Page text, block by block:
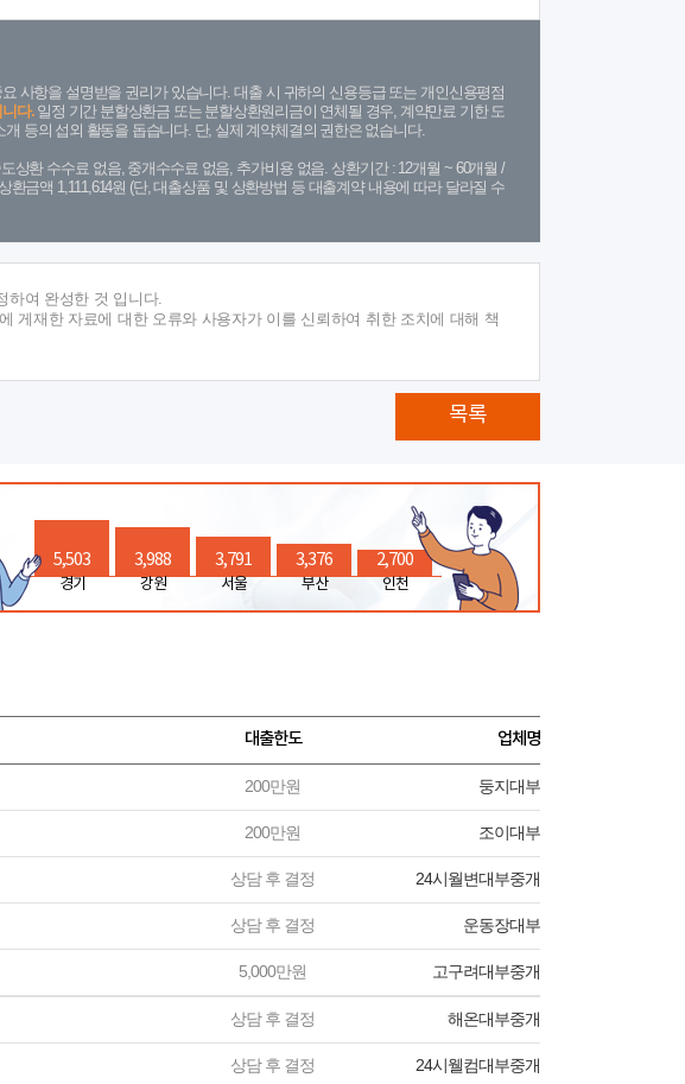
사항을 설명받을 권리가 있습니다. 대출 시 귀하의 신용등급 또는 개인신용평점
다.일정 기간 분할상환금 또는 분할상환원리금이 연체될 경우, 계약만료 기한 도
등의 섭외 활동을 돕습니다. 단, 실제 계약체결의 권한은 없습니다.
상환 수수료 없음, 중개수수료 없음, 추가비용 없음. 상환기간 : 12개월 ~ 60개월 /
금액 1,111,614원 (단, 대출상품 및 상환방법 등 대출계약 내용에 따라 달라질 수
하여 완성한 것 입니다.
에 게재한 자료에 대한 오류와 사용자가 이를 신뢰하여 취한 조치에 대해 책
목록
5,503
경기
3,988
강원
3,791
서울
3,376
부산
2,700
인천
대출한도 업체명
200만원 둥지대부
200만원 조이대부
상담 후 결정 24시월변대부중개
상담 후 결정 운동장대부
5,000만원 고구려대부중개
상담 후 결정 해온대부중개
상담 후 결정 24시웰컴대부중개